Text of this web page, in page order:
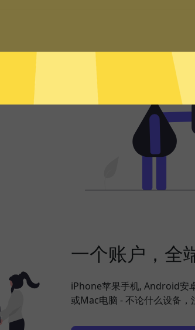
购物、发
地保护您
一个账户，全
iPhone苹果手机, Android安
或Mac电脑 - 不论什么设备